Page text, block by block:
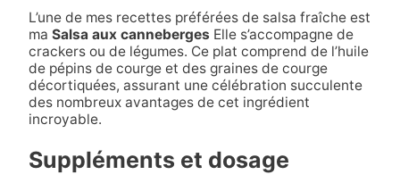
L’une de mes recettes préférées de salsa fraîche est
ma Salsa aux canneberges Elle s’accompagne de
crackers ou de légumes. Ce plat comprend de l’huile
de pépins de courge et des graines de courge
décortiquées, assurant une célébration succulente
des nombreux avantages de cet ingrédient
incroyable.
Suppléments et dosage